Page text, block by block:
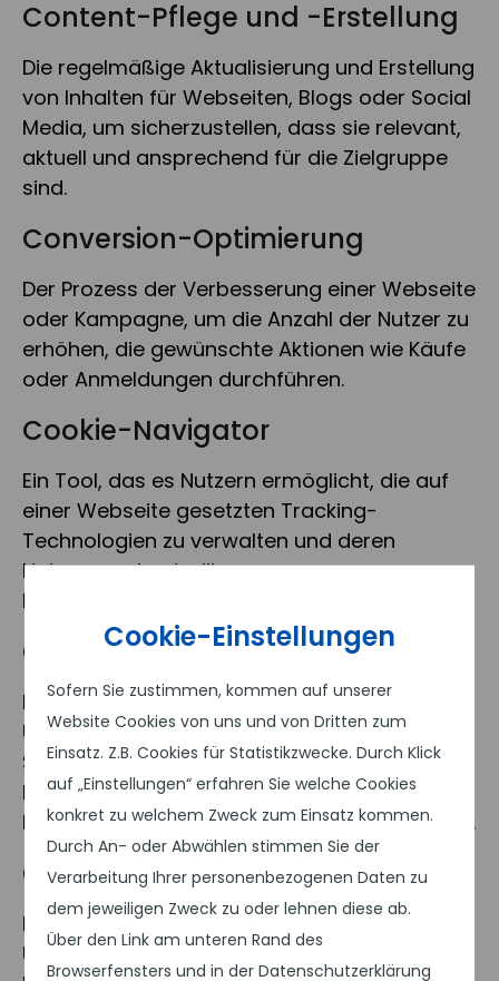
Cookie-Einstellungen
Sofern Sie zustimmen, kommen auf unserer
Website Cookies von uns und von Dritten zum
Einsatz. Z.B. Cookies für Statistikzwecke. Durch Klick
auf „Einstellungen“ erfahren Sie welche Cookies
konkret zu welchem Zweck zum Einsatz kommen.
Durch An- oder Abwählen stimmen Sie der
Verarbeitung Ihrer personenbezogenen Daten zu
dem jeweiligen Zweck zu oder lehnen diese ab.
Über den Link am unteren Rand des
Browserfensters und in der Datenschutzerklärung
Content-Pflege und -Erstellung
Die regelmäßige Aktualisierung und Erstellung
von Inhalten für Webseiten, Blogs oder Social
Media, um sicherzustellen, dass sie relevant,
aktuell und ansprechend für die Zielgruppe
sind.
Conversion-Optimierung
Der Prozess der Verbesserung einer Webseite
oder Kampagne, um die Anzahl der Nutzer zu
erhöhen, die gewünschte Aktionen wie Käufe
oder Anmeldungen durchführen.
Cookie-Navigator
Ein Tool, das es Nutzern ermöglicht, die auf
einer Webseite gesetzten Tracking-
Technologien zu verwalten und deren
Nutzung zu kontrollieren, um
Datenschutzanforderungen zu erfüllen.
Corporate Design
Das visuelle Erscheinungsbild eines
Unternehmens, einschließlich Logo, Farben,
Schriftarten und Layouts, das eine
konsistente Markenidentität über alle
Kommunikationskanäle hinweg gewährleistet.
Corporate Identity
Das Gesamterscheinungsbild eines
Unternehmens, einschließlich visueller